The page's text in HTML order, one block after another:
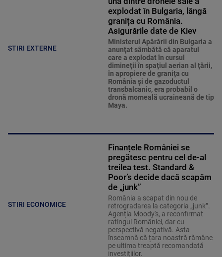
STIRI EXTERNE
explodat în Bulgaria, lângă
granița cu România.
Asigurările date de Kiev
Ministerul Apărării din Bulgaria a
anunţat sâmbătă că aparatul
care a explodat în cursul
dimineţii în spaţiul aerian al ţării,
în apropiere de graniţa cu
România şi de gazoductul
transbalcanic, era probabil o
dronă momeală ucraineană de tip
Maya.
STIRI ECONOMICE
Finanțele României se
pregătesc pentru cel de-al
treilea test. Standard &
Poor’s decide dacă scapăm
de „junk”
România a scapat din nou de
retrogradarea la categoria „junk”.
Agenția Moody's, a reconfirmat
ratingul României, dar cu
perspectivă negativă. Asta
înseamnă că țara noastră rămâne
pe ultima treaptă recomandată
investițiilor.